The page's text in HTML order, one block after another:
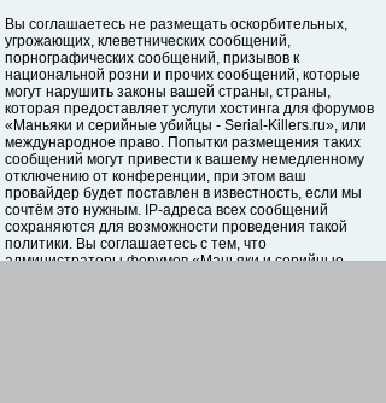
Вы соглашаетесь не размещать оскорбительных,
угрожающих, клеветнических сообщений,
порнографических сообщений, призывов к
национальной розни и прочих сообщений, которые
могут нарушить законы вашей страны, страны,
которая предоставляет услуги хостинга для форумов
«Маньяки и серийные убийцы - Serial-Killers.ru», или
международное право. Попытки размещения таких
сообщений могут привести к вашему немедленному
отключению от конференции, при этом ваш
провайдер будет поставлен в известность, если мы
сочтём это нужным. IP-адреса всех сообщений
сохраняются для возможности проведения такой
политики. Вы соглашаетесь с тем, что
администраторы форумов «Маньяки и серийные